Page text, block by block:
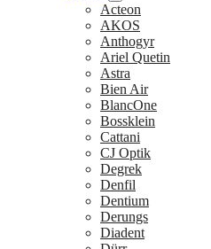
Acteon
AKOS
Anthogyr
Ariel Quetin
Astra
Bien Air
BlancOne
Bossklein
Cattani
CJ Optik
Degrek
Denfil
Dentium
Derungs
Diadent